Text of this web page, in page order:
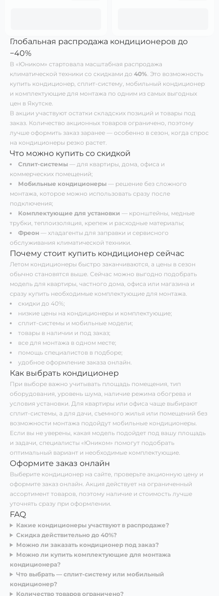
Глобальная распродажа кондиционеров до
−40%
В «Юником» стартовала масштабная распродажа
климатической техники со скидками до 40%. Это возможность
купить кондиционер, сплит-систему, мобильный кондиционер
и комплектующие для монтажа по одним из самых выгодных
цен в Якутске.
В акции участвуют остатки складских позиций и товары под
заказ. Количество акционных товаров ограничено, поэтому
лучше оформить заказ заранее — особенно в сезон, когда спрос
на кондиционеры резко растет.
Что можно купить со скидкой
Сплит-системы — для квартиры, дома, офиса и
коммерческих помещений;
Мобильные кондиционеры — решение без сложного
монтажа, которое можно использовать сразу после
подключения;
Комплектующие для установки — кронштейны, медные
трубки, теплоизоляция, крепеж и расходные материалы;
Фреон — хладагенты для заправки и сервисного
обслуживания климатической техники.
Почему стоит купить кондиционер сейчас
Летом кондиционеры быстро заканчиваются, а цены в сезон
обычно становятся выше. Сейчас можно выгодно подобрать
модель для квартиры, частного дома, офиса или магазина и
сразу купить необходимые комплектующие для монтажа.
скидки до 40%;
низкие цены на кондиционеры и комплектующие;
сплит-системы и мобильные модели;
товары в наличии и под заказ;
все для монтажа в одном месте;
помощь специалистов в подборе;
удобное оформление заказа онлайн.
Как выбрать кондиционер
При выборе важно учитывать площадь помещения, тип
оборудования, уровень шума, наличие режима обогрева и
условия установки. Для квартиры или офиса чаще выбирают
сплит-системы, а для дачи, съемного жилья или помещений без
возможности монтажа подойдут мобильные кондиционеры.
Если вы не уверены, какая модель подойдет под вашу площадь
и задачи, специалисты «Юником» помогут подобрать
оптимальный вариант и необходимые комплектующие.
Оформите заказ онлайн
Выберите кондиционер на сайте, проверьте акционную цену и
оформите заказ онлайн. Акция действует на ограниченный
ассортимент товаров, поэтому наличие и стоимость лучше
уточнять сразу при оформлении.
FAQ
Какие кондиционеры участвуют в распродаже?
Скидка действительно до 40%?
Можно ли заказать кондиционер под заказ?
Можно ли купить комплектующие для монтажа
кондиционера?
Что выбрать — сплит-систему или мобильный
кондиционер?
Количество товаров ограничено?